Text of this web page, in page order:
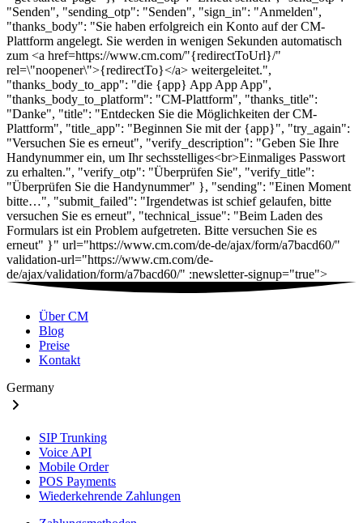
Über CM
Blog
Preise
Kontakt
Germany
SIP Trunking
Voice API
Mobile Order
POS Payments
Wiederkehrende Zahlungen